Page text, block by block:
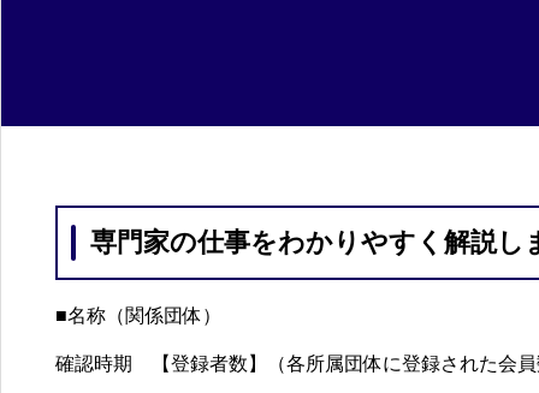
専門家の仕事をわかりやすく解説し
■名称（関係団体）
確認時期 【登録者数】（各所属団体に登録された会